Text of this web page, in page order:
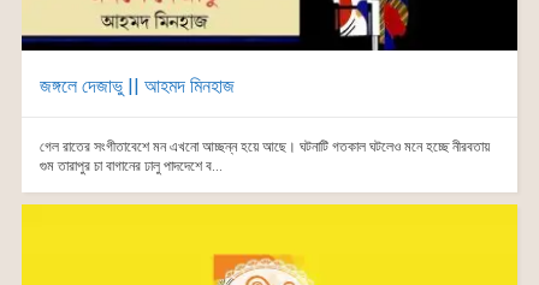
জঙ্গলে দেজাভু || আহমদ মিনহাজ
গেল রাতের সংগীতাবেশে মন এখনো আচ্ছন্ন হয়ে আছে। ঘটনাটি গতকাল ঘটলেও মনে হচ্ছে নীরবতায়
গুম তারাপুর চা বাগানের ঢালু পাদদেশে ব...